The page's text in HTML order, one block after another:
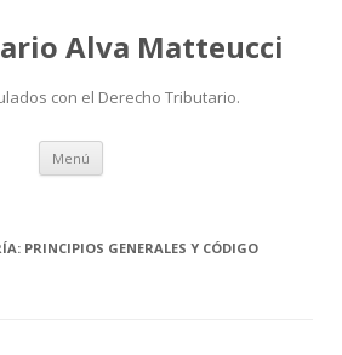
Alva Matteucci
con el Derecho Tributario.
Menú Ir
contenido
PRINCIPIOS GENERALES Y CÓDIGO